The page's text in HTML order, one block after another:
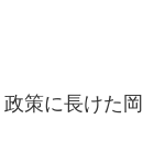
策に長けた岡